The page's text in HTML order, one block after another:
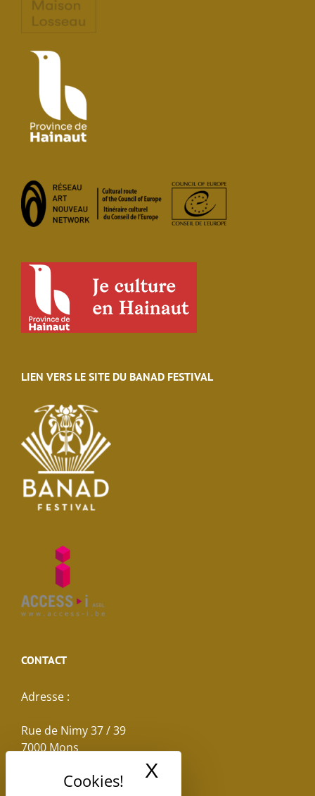
X
LIEN VERS LE SITE DU BANAD FESTIVAL
CONTACT
Adresse :
Rue de Nimy 37 / 39
7000 Mons